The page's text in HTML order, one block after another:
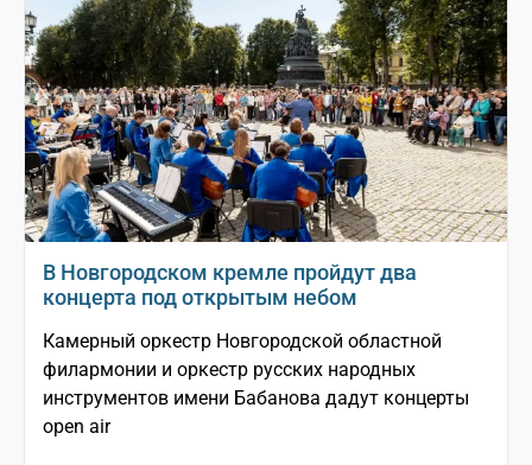
В Новгородском кремле пройдут два
концерта под открытым небом
Камерный оркестр Новгородской областной
филармонии и оркестр русских народных
инструментов имени Бабанова дадут концерты
open air